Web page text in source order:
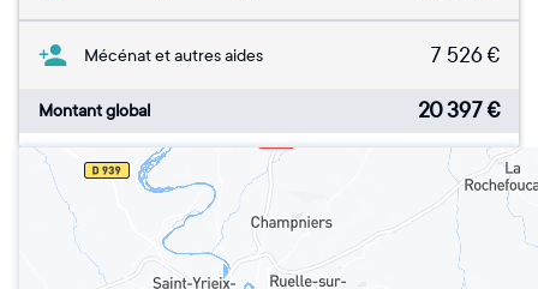
Mécénat et autres aides 7 526€
Montant global 20 397€